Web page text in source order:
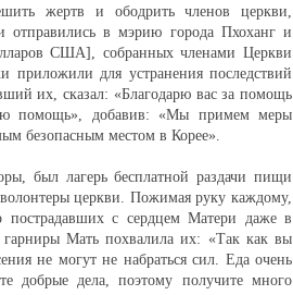
жертв и ободрить членов церкви,
в мэрию города Пхоханг и
США], собранных членами Церкви
приложили для устранения последствий
их, сказал: «Благодарю вас за помощь
помощь», добавив: «Мы примем меры
безопасным местом в Корее».
был лагерь бесплатной раздачи пищи
церкви. Пожимая руку каждому,
пострадавших с сердцем Матери даже в
Мать похвалила их: «Так как вы
не могут не набраться сил. Еда очень
добрые дела, поэтому получите много